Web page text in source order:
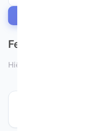
Featured
Hiển thị 0 nhà phát triển
Không tìm